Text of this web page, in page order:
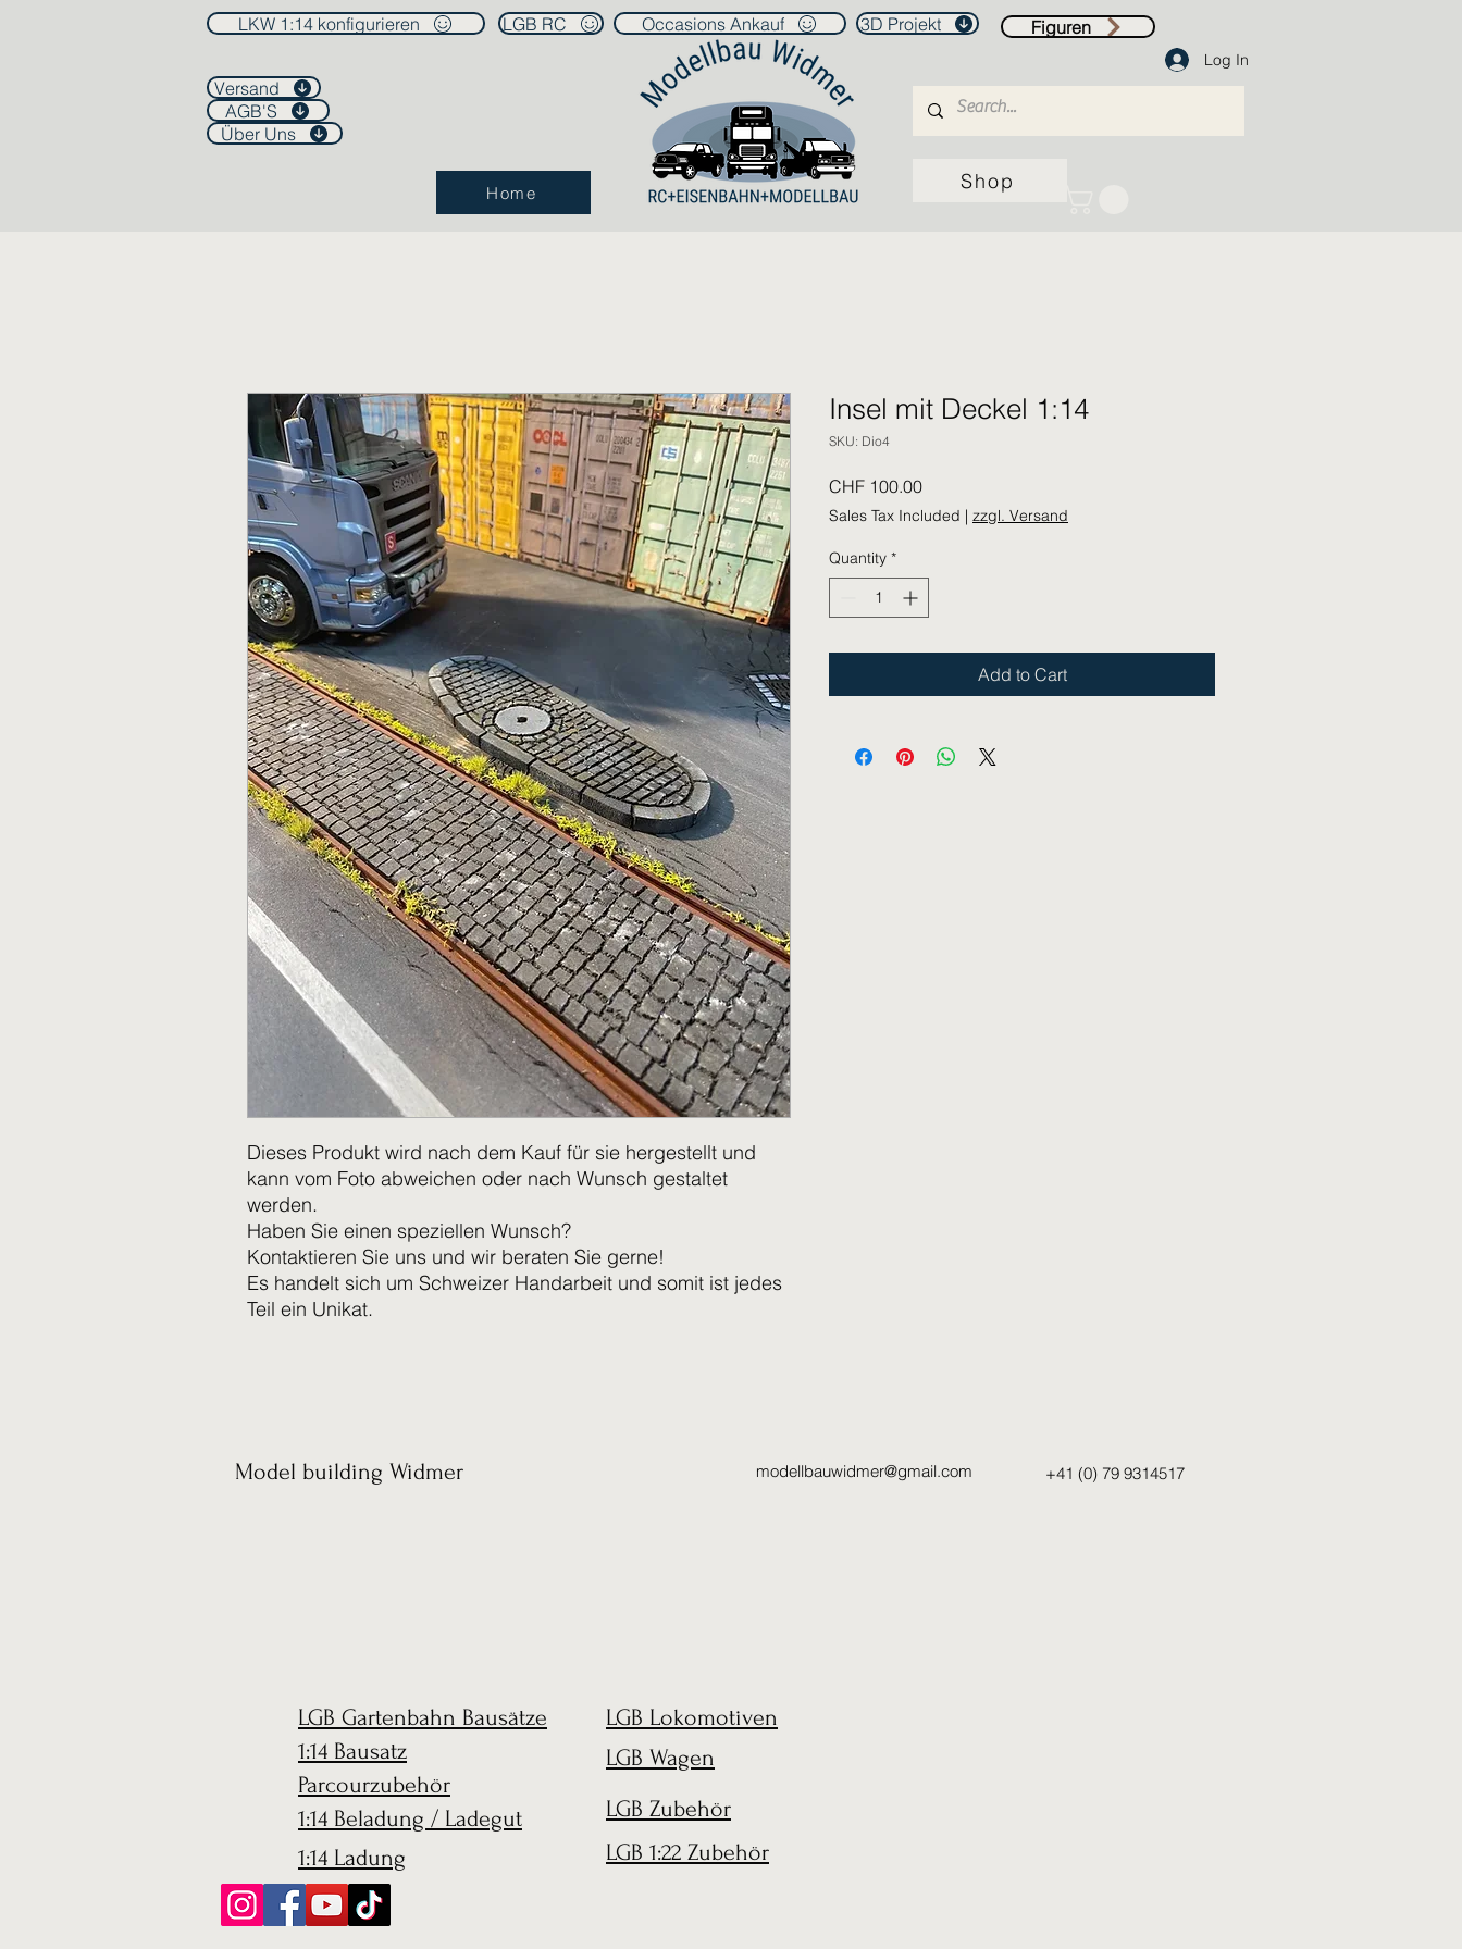
LKW 1:14 konfigurieren LGB RC
Versand
AGB'S
Über Uns
Home
Occasions Ankauf 3D Projekt
Log In
Shop
Figuren
Dieses Produkt wird nach dem Kauf für sie hergestellt und
kann vom Foto abweichen oder nach Wunsch gestaltet
werden.
Haben Sie einen speziellen Wunsch?
Kontaktieren Sie uns und wir beraten Sie gerne!
Es handelt sich um Schweizer Handarbeit und somit ist jedes
Teil ein Unikat.
Insel mit Deckel 1:14
SKU: Dio4
CHF 100.00Price
Sales Tax Included | zzgl. Versand
Quantity *
Add to Cart
Model building Widmer modellbauwidmer@gmail.com +41 (0) 79 9314517
LGB Gartenbahn Bausätze
1:14 Bausatz
Parcourzubehör
1:14 Beladung / Ladegut
1:14 Ladung
LGB Lokomotiven
LGB Wagen
LGB Zubehör
LGB 1:22 Zubehör